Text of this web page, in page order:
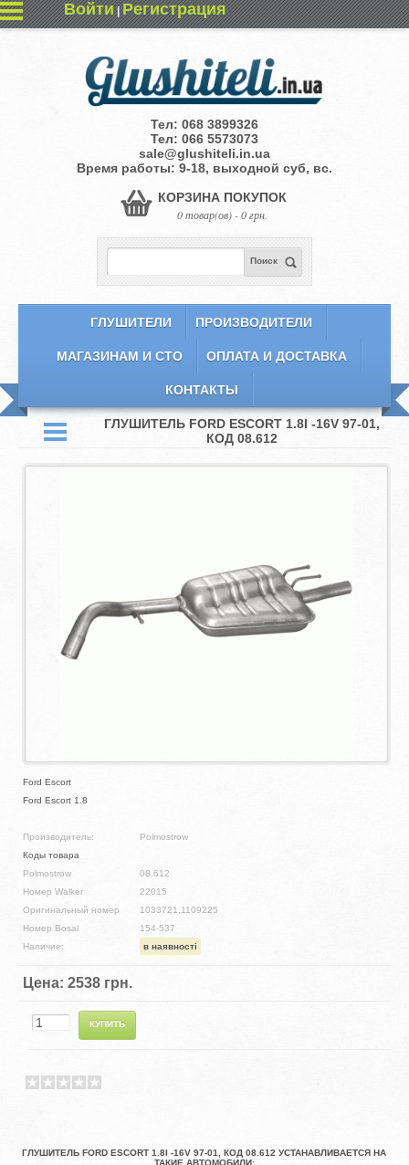
Войти|Регистрация
Тел: 068 3899326
Тел: 066 5573073
sale@glushiteli.in.ua
Время работы: 9-18, выходной суб, вс.
КОРЗИНА ПОКУПОК
0 товар(ов) - 0 грн.
Поиск
ГЛУШИТЕЛИ ПРОИЗВОДИТЕЛИ
МАГАЗИНАМ И СТО ОПЛАТА И ДОСТАВКА
КОНТАКТЫ
ГЛУШИТЕЛЬ FORD ESCORT 1.8I -16V 97-01,
КОД 08.612
Ford Escort
Ford Escort 1.8
Производитель:
Polmostrow
Коды товара
Polmostrow
08.612
Номер Walker
22015
Оригинальный номер
1033721,1109225
Номер Bosal
154-537
Наличие:
в наявності
Цена:2538 грн.
ГЛУШИТЕЛЬ FORD ESCORT 1.8I -16V 97-01, КОД 08.612 УСТАНАВЛИВАЕТСЯ НА
ТАКИЕ АВТОМОБИЛИ: